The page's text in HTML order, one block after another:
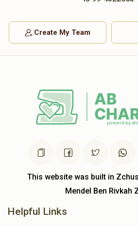
Create My Team
This website was built in
Mendel Ben Rivkah
Helpful Links